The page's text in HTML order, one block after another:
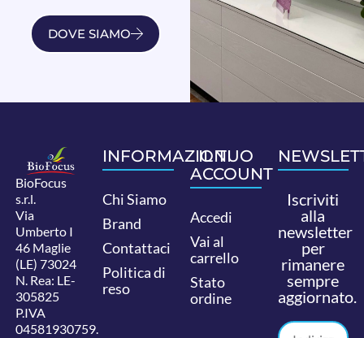
DOVE SIAMO
BioFocus
s.r.l.
Via
Umberto I
46 Maglie
(LE) 73024
N. Rea: LE-
305825
P.IVA
04581930759.
INFORMAZIONI
Chi Siamo
Brand
Contattaci
Politica di
reso
IL TUO
ACCOUNT
Accedi
Vai al
carrello
Stato
ordine
Iscriviti
alla
newsletter
per
rimanere
sempre
aggiornato.